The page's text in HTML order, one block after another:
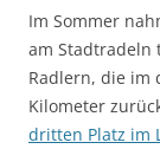
Im Sommer
am Stadtradeln
Radlern, die im
Kilometer
dritten Platz im